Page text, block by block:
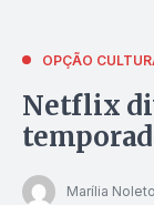
OPÇÃO
Netflix
Marília Noleto